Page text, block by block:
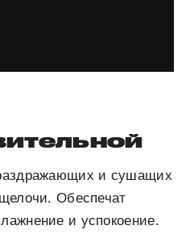
и сушащих
Обеспечат
и успокоение.